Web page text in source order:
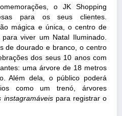
o JK Shopping
para os seus clientes.
mágica e única, o centro de
viver um Natal Iluminado.
de dourado e branco, o centro
dos seus 10 anos com
uma árvore de 18 metros
Além dela, o público poderá
como um trenó, árvores
instagramáveis para registrar o